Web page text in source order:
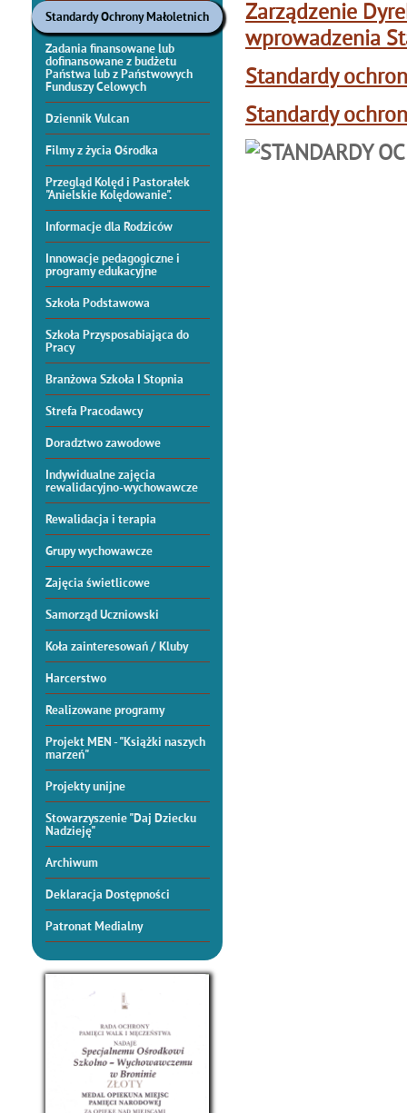
Standardy Ochrony Małoletnich
Zadania finansowane lub
dofinansowane z budżetu
Państwa lub z Państwowych
Funduszy Celowych
Dziennik Vulcan
Filmy z życia Ośrodka
Przegląd Kolęd i Pastorałek
"Anielskie Kolędowanie".
Informacje dla Rodziców
Innowacje pedagogiczne i
programy edukacyjne
Szkoła Podstawowa
Szkoła Przysposabiająca do
Pracy
Branżowa Szkoła I Stopnia
Strefa Pracodawcy
Doradztwo zawodowe
Indywidualne zajęcia
rewalidacyjno-wychowawcze
Rewalidacja i terapia
Grupy wychowawcze
Zajęcia świetlicowe
Samorząd Uczniowski
Koła zainteresowań / Kluby
Harcerstwo
Realizowane programy
Projekt MEN - "Książki naszych
marzeń"
Projekty unijne
Stowarzyszenie "Daj Dziecku
Nadzieję"
Archiwum
Deklaracja Dostępności
Patronat Medialny
Zarządzenie
wprowadzenia
Standardy
Standardy